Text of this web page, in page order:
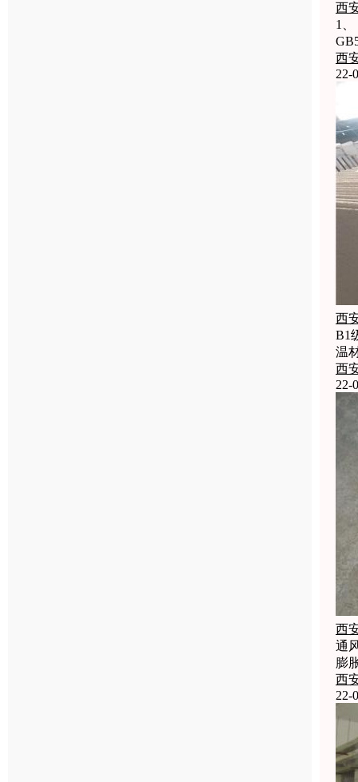
西
1
西
22-
西
B1
温
西
22-
西
通
膨
西
22-